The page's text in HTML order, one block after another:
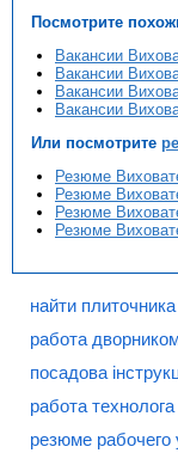
Посмотрите
Вакансии
Вакансии
Вакансии
Вакансии
Или посмотрите
Резюме
Резюме
Резюме
Резюме
найти
работа
посадова
работа
резюме рабочего